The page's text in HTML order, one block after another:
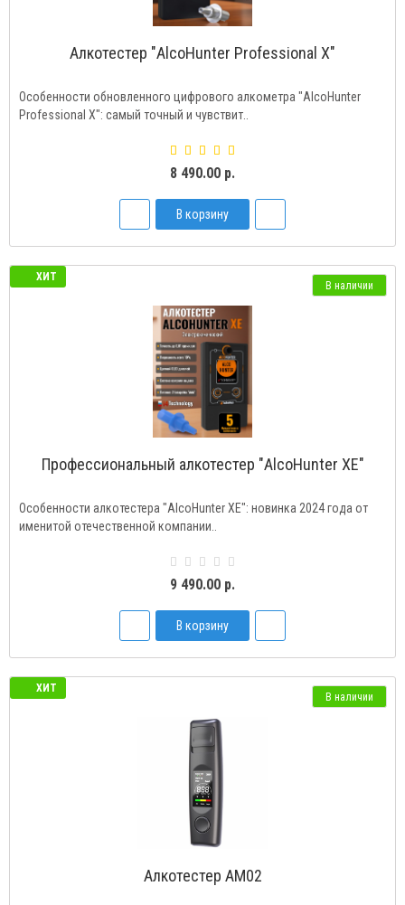
Алкотестер "AlcoHunter Professional X"
Особенности обновленного цифрового алкометра "AlcoHunter
Professional X": самый точный и чувствит..
8 490.00 р.
В корзину
ХИТ
В наличии
Профессиональный алкотестер "AlcoHunter XE"
Особенности алкотестера "AlcoHunter XE": новинка 2024 года от
именитой отечественной компании..
9 490.00 р.
В корзину
ХИТ
В наличии
Алкотестер AM02